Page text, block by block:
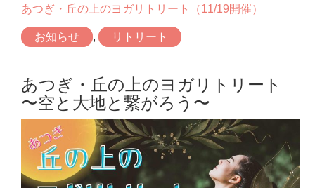
あつぎ・丘の上のヨガリトリート（11/19開催）
お知らせ , リトリート
あつぎ・丘の上のヨガリトリート
〜空と大地と繋がろう〜